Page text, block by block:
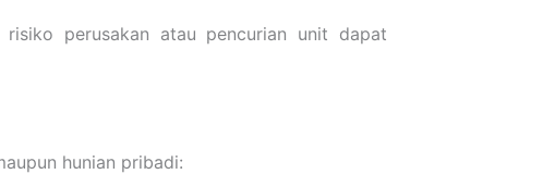
perusakan atau pencurian unit dapat
hunian pribadi: